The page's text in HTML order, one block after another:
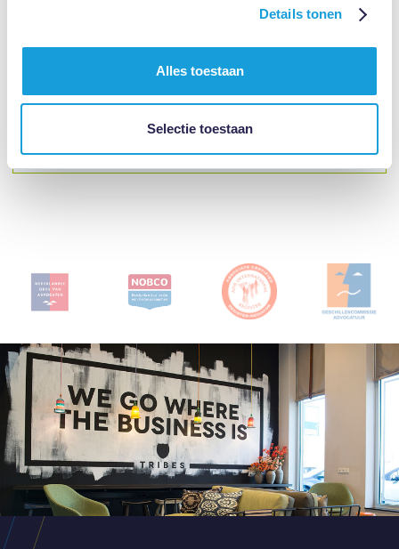
Details tonen
Alles toestaan
Selectie toestaan
Telefonische
10